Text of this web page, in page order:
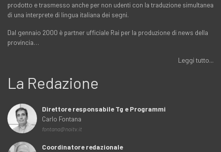
prodotto e trasmesso anche per non udenti con la traduzione simultanea
di una interprete di lingua italiana dei segni.
Dal gennaio 2000 è partner ufficiale Rai per la produzione di news della
provincia…
Leggi tutto...
La Redazione
Direttore responsabile Tg e Programmi
Carlo Fontana
fontana@noitv.it
Coordinatore redazionale